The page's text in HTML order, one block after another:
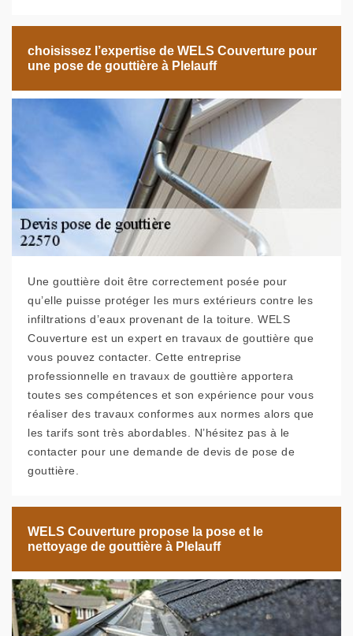
choisissez l’expertise de WELS Couverture pour
une pose de gouttière à Plelauff
Une gouttière doit être correctement posée pour
qu’elle puisse protéger les murs extérieurs contre les
infiltrations d’eaux provenant de la toiture. WELS
Couverture est un expert en travaux de gouttière que
vous pouvez contacter. Cette entreprise
professionnelle en travaux de gouttière apportera
toutes ses compétences et son expérience pour vous
réaliser des travaux conformes aux normes alors que
les tarifs sont très abordables. N’hésitez pas à le
contacter pour une demande de devis de pose de
gouttière.
WELS Couverture propose la pose et le
nettoyage de gouttière à Plelauff